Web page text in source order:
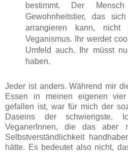
bestimmt. Der
Gewohnheitstier, das
arrangieren kann,
Veganismus. Ihr werdet
Umfeld auch. Ihr müsst
haben.
Jeder ist anders. Während mir
Essen in meinen eigenen
gefallen ist, war für mich der
Daseins der schwierigste.
VeganerInnen, die das aber
Selbstverständlichkeit
hätte. Es bedeutet also nicht,